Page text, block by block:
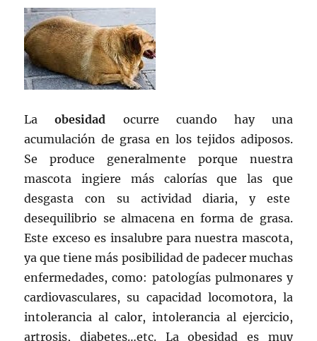
Laobesidad ocurre cuando hay una
acumulación de grasa en los tejidos adiposos.
Se produce generalmente porque nuestra
mascota ingiere más calorías que las que
desgasta con su actividad diaria, y este
desequilibrio se almacena en forma de grasa.
Este exceso es insalubre para nuestra mascota,
ya que tiene más posibilidad de padecer muchas
enfermedades, como: patologías pulmonares y
cardiovasculares, su capacidad locomotora, la
intolerancia al calor, intolerancia al ejercicio,
artrosis, diabetes…etc. La obesidad es muy